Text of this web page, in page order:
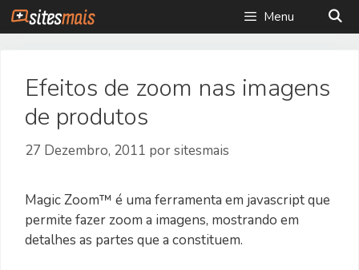
Saltar
para
Menu
Efeitos de zoom nas imagens
de produtos
27 Dezembro, 2011 porsitesmais
Magic Zoom™ é uma ferramenta em javascript que
permite fazer zoom a imagens, mostrando em
detalhes as partes que a constituem.